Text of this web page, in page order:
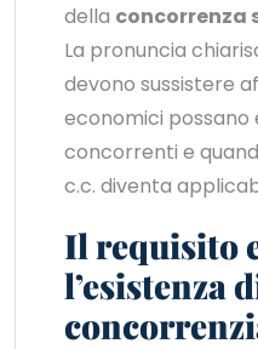
della concorrenza
La pronuncia
devono sussistere
economici possano
concorrenti e
c.c. diventa
Il requisito
l’esistenza